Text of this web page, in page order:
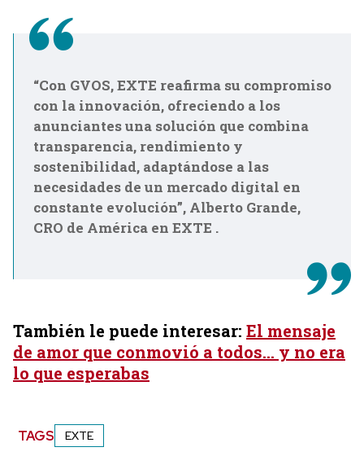
“Con GVOS, EXTE reafirma su compromiso
con la innovación, ofreciendo a los
anunciantes una solución que combina
transparencia, rendimiento y
sostenibilidad, adaptándose a las
necesidades de un mercado digital en
constante evolución”, Alberto Grande,
CRO de América en EXTE .
También le puede interesar: El mensaje
de amor que conmovió a todos… y no era
lo que esperabas
TAGS EXTE